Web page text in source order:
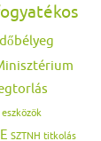
SZTNH titkolás